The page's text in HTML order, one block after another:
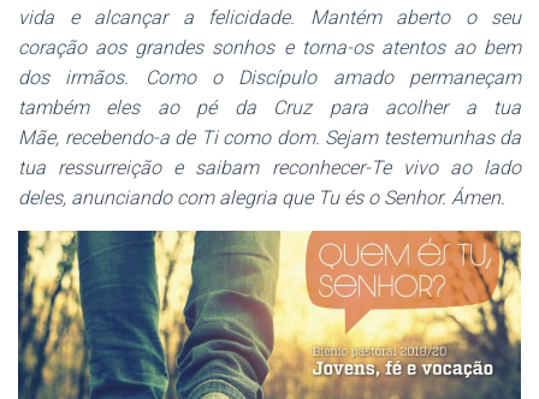
vida e alcançar a felicidade. Mantém aberto o seu
coração aos grandes sonhos e torna-os atentos ao bem
dos irmãos.
Como o Discípulo amado permaneçam
também eles ao pé da Cruz para acolher a tua
Mãe, recebendo-a de Ti como dom. Sejam testemunhas da
tua ressurreição e saibam reconhecer-Te vivo ao lado
deles, anunciando com alegria que Tu és o Senhor. Ámen.